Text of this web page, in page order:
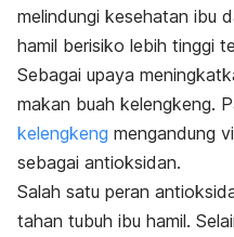
melindungi kesehatan ibu
hamil berisiko lebih tinggi
Sebagai upaya
makan buah kelengkeng.
kelengkeng mengandung
sebagai antioksidan.
Salah satu peran
tahan tubuh ibu hamil.